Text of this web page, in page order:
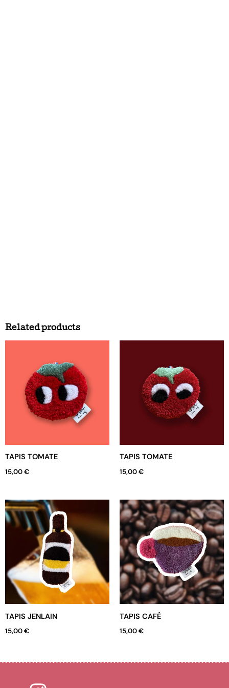
Related products
TAPIS TOMATE
15,00€
TAPIS TOMATE
15,00€
TAPIS JENLAIN
15,00€
TAPIS CAFÉ
15,00€
I